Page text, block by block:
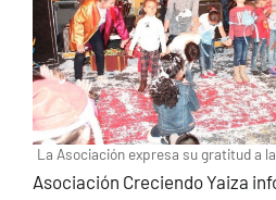
La Asociación expresa su gratitud a
Asociación Creciendo Yaiza